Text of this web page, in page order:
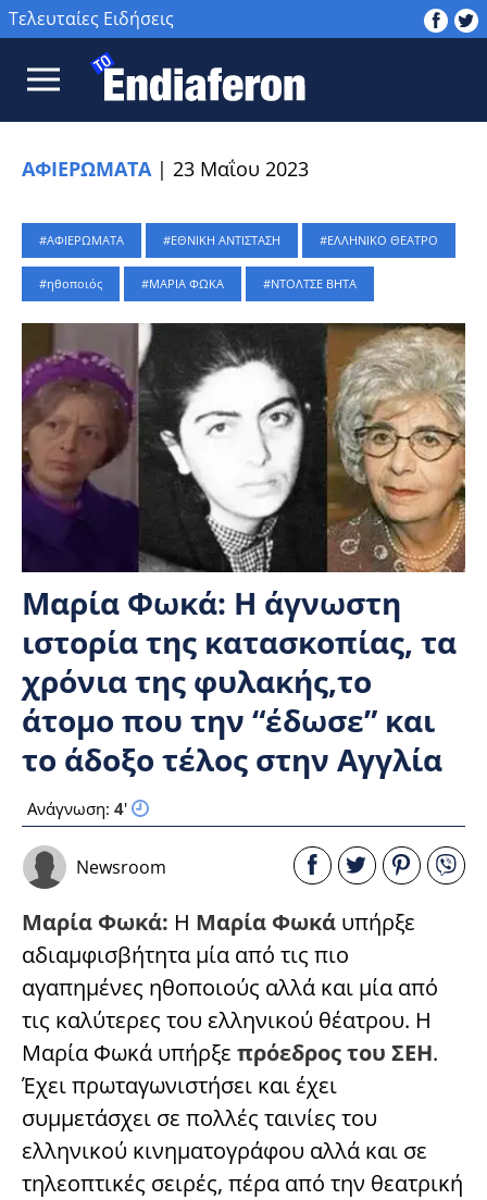
Τελευταίες Ειδήσεις
ΑΦΙΕΡΩΜΑΤΑ | 23 Μαΐου 2023
ΑΦΙΕΡΩΜΑΤΑ ΕΘΝΙΚΗ ΑΝΤΙΣΤΑΣΗ ΕΛΛΗΝΙΚΟ ΘΕΑΤΡΟ
ηθοποιός ΜΑΡΙΑ ΦΩΚΑ ΝΤΟΛΤΣΕ ΒΗΤΑ
Μαρία Φωκά: Η άγνωστη
ιστορία της κατασκοπίας, τα
χρόνια της φυλακής,το
άτομο που την “έδωσε” και
το άδοξο τέλος στην Αγγλία
Ανάγνωση: 4'
Newsroom
Μαρία Φωκά: Η Mαρία Φωκά υπήρξε
αδιαμφισβήτητα μία από τις πιο
αγαπημένες ηθοποιούς αλλά και μία από
τις καλύτερες του ελληνικού θέατρου. Η
Μαρία Φωκά υπήρξε πρόεδρος του ΣΕΗ.
Έχει πρωταγωνιστήσει και έχει
συμμετάσχει σε πολλές ταινίες του
ελληνικού κινηματογράφου αλλά και σε
τηλεοπτικές σειρές, πέρα από την θεατρική